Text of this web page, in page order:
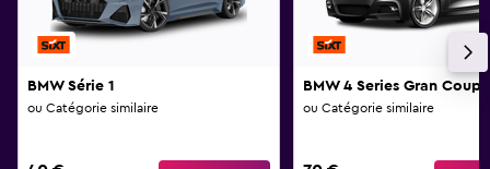
BMW Série 1
ou Catégorie similaire
BMW 4 Series Gran Coupé
ou Catégorie similaire